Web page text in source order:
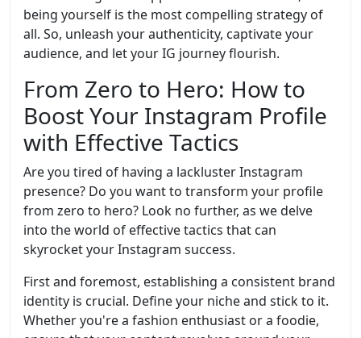
being yourself is the most compelling strategy of
all. So, unleash your authenticity, captivate your
audience, and let your IG journey flourish.
From Zero to Hero: How to
Boost Your Instagram Profile
with Effective Tactics
Are you tired of having a lackluster Instagram
presence? Do you want to transform your profile
from zero to hero? Look no further, as we delve
into the world of effective tactics that can
skyrocket your Instagram success.
First and foremost, establishing a consistent brand
identity is crucial. Define your niche and stick to it.
Whether you're a fashion enthusiast or a foodie,